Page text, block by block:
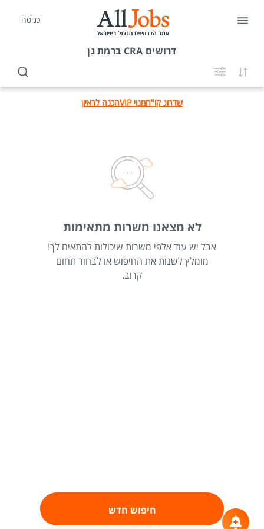
כניסה
דרושים CRA ברמת גן
שדרוג קו"חמנוי VIP הכנה לראיון
לא מצאנו משרות מתאימות
אבל יש עוד אלפי משרות שיכולות להתאים לך!
מומלץ לשנות את החיפוש או לבחור תחום
קרוב.
חיפוש חדש